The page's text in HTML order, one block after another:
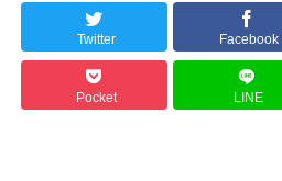
Twitter Facebook
Pocket LINE